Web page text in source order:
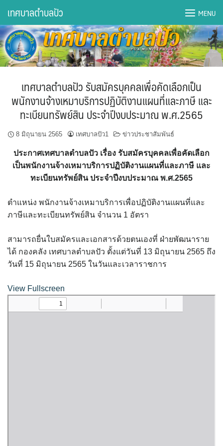
content
DWQA Ask Question
DWQA Questions
กองการศึกษา
กองคลัง
กองยุทธศาสตร์และงบประมาณ
การเปิดเผยข้อมูลข่าวสารปี 2566 integrity transparency
assessment ITA2023
ข้อกำหนดการใช้งาน
ข้อมูลพื้นฐานของศูนย์บริการนักท่องเที่ยว เทศบาลตำบลปัว
เทศบาลตำบลปัว MENU
เทศบาลตำบลปัว รับสมัครบุคคลเพื่อคัดเลือกเป็น
พนักงานจ้างเหมาบริการปฏิบัติงานแผนที่และภาษี และ
ทะเบียนทรัพย์สิน ประจำปีงบประมาณ พ.ศ.2565
8 มิถุนายน 2565 เทศบาลปัว1 ข่าวประชาสัมพันธ์
ประกาศเทศบาลตำบลปัว เรื่อง รับสมัครบุคคลเพื่อคัดเลือก
เป็นพนักงานจ้างเหมาบริการปฏิบัติงานแผนที่และภาษี และ
ทะเบียนทรัพย์สิน ประจำปีงบประมาณ พ.ศ.2565
ตำแหน่ง พนักงานจ้างเหมาบริการเพื่อปฏิบัติงานแผนที่และ
ภาษีและทะเบียนทรัพย์สิน จำนวน 1 อัตรา
สามารถยื่นใบสมัครและเอกสารด้วยตนเองที่ ฝ่ายพัฒนาราย
ได้ กองคลัง เทศบาลตำบลปัว ตั้งแต่วันที่ 13 มิถุนายน 2565 ถึง
วันที่ 15 มิถุนายน 2565 ในวันและเวลาราชการ
View Fullscreen